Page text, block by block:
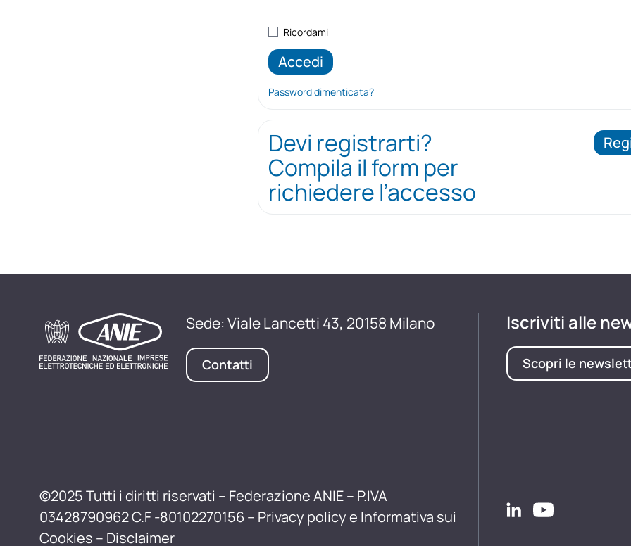
Ricordami
Password dimenticata?
Devi registrarti?
Compila il form per
richiedere l’accesso
Sede: Viale Lancetti 43, 20158 Milano
Contatti
©2025 Tutti i diritti riservati – Federazione ANIE – P.IVA
03428790962 C.F -80102270156 – Privacy policy e Informativa sui
Cookies – Disclaimer
Iscriviti alle
Scopri le